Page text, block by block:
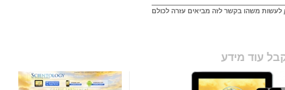
לעשות משהו בקשר לזה מביאים עזרה לכולם
עוד מידע